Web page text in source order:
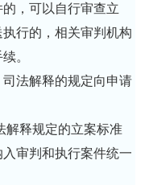
，可以自行审查立
行的，相关审判机构
。
法解释的规定向申请
解释规定的立案标准
审判和执行案件统一